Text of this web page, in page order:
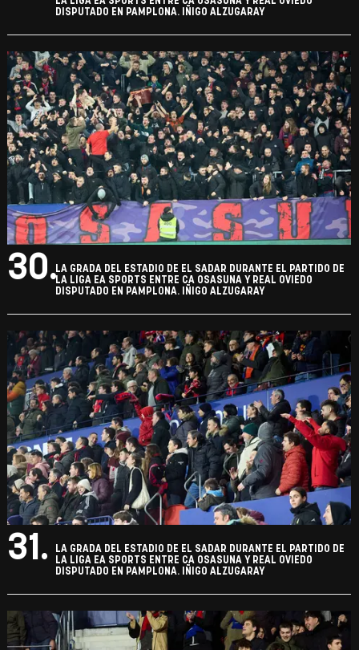
DISPUTADO EN PAMPLONA. IÑIGO ALZUGARAY
30.LA GRADA DEL ESTADIO DE EL SADAR DURANTE EL PARTIDO DE
LA LIGA EA SPORTS ENTRE CA OSASUNA Y REAL OVIEDO
DISPUTADO EN PAMPLONA. IÑIGO ALZUGARAY
31.
LA GRADA DEL ESTADIO DE EL SADAR DURANTE EL PARTIDO DE
LA LIGA EA SPORTS ENTRE CA OSASUNA Y REAL OVIEDO
DISPUTADO EN PAMPLONA. IÑIGO ALZUGARAY